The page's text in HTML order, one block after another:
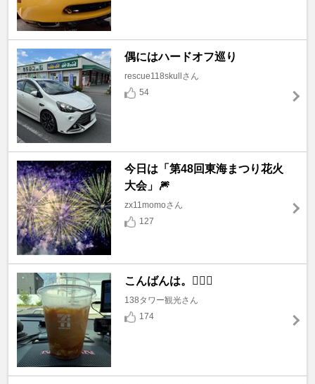
偶にはハードオフ巡り
rescue118skullさん
54
今日は「第48回東海まつり花火
大会」🎆
zx11momoさん
127
こんばんは。🙇🏼‍♂️
138タワー観光さん
174